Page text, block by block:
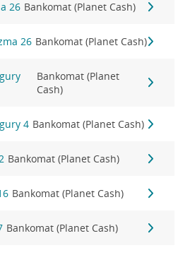
26 Bankomat (Planet Cash)
26 Bankomat (Planet Cash)
Bankomat (Planet
Cash)
4 Bankomat (Planet Cash)
Bankomat (Planet Cash)
Bankomat (Planet Cash)
Bankomat (Planet Cash)